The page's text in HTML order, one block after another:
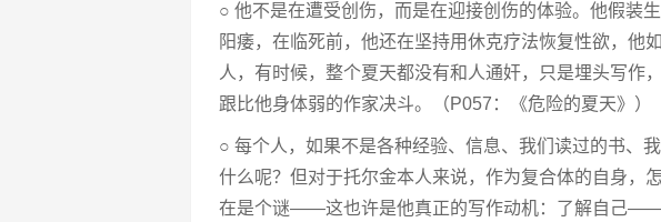
○ 他不是在遭受创伤，而是在迎接创伤的体验。他假装
阳痿，在临死前，他还在坚持用休克疗法恢复性欲，他
人，有时候，整个夏天都没有和人通奸，只是埋头写作
跟比他身体弱的作家决斗。（P057：《危险的夏天》）
○ 每个人，如果不是各种经验、信息、我们读过的书、
什么呢？但对于托尔金本人来说，作为复合体的自身，
在是个谜——这也许是他真正的写作动机：了解自己——